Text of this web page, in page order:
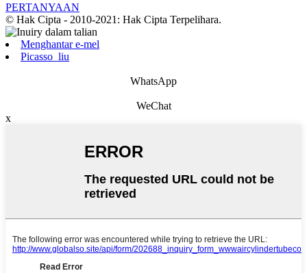
PERTANYAAN
© Hak Cipta - 2010-2021: Hak Cipta Terpelihara.
Menghantar e-mel
Picasso_liu
WhatsApp
WeChat
x